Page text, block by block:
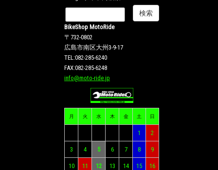
BikeShop MotoRide
〒732-0802
広島市南区大州3-9-17
TEL:082-285-6240
FAX:082-285-6248
info@moto-ride.jp
月 火 水 木 金 土 日
1 2
3 4 5 6 7 8 9
10 11 12 13 14 15 16